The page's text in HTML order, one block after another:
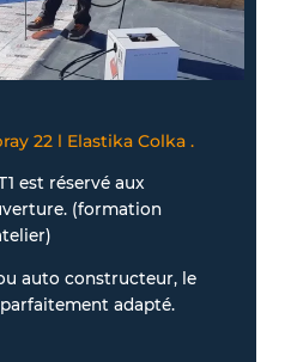
22 l Elastika Colka .
est réservé aux
(formation
auto constructeur, le
adapté.